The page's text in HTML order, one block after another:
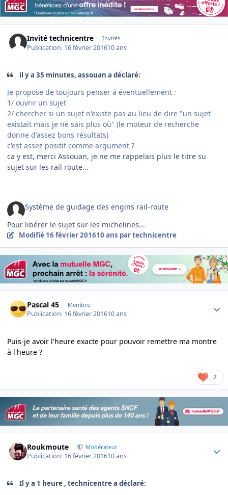
Invité technicentre Invités
Publication: 16 février 201610 ans
il y a 35 minutes, assouan a déclaré:
Je propose de toujours penser à éventuellement :
1/ ouvrir un sujet
2/ chercher si un sujet n'existe pas au lieu de dire "un sujet
existait mais je ne sais plus où" (le moteur de recherche
donne d'assez bons résultats)
c'est assez positif comme argument ?
ca y est, merci Assouan, je ne me rappelais plus le titre su
sujet sur les rail route...
Système de guidage des engins rail-route
Pour libérer le sujet sur les michelines...
Modifié 16 février 201610 ans par technicentre
Pascal 45 Membre
Publication: 16 février 201610 ans
Puis-je avoir l'heure exacte pour pouvoir remettre ma montre
à l'heure ?
2
Roukmoute Modérateur
Publication: 16 février 201610 ans
Il y a 1 heure , technicentre a déclaré: